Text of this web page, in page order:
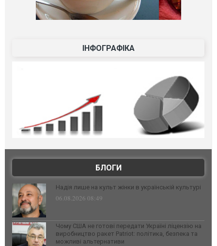
ІНФОГРАФІКА
БЛОГИ
Надія лише на культ жінки в українській культурі
06.08.2026 08:49
Чому США не готові передати Україні ліцензію на
виробництво ракет Patriot: політика, безпека та
можливі альтернативи